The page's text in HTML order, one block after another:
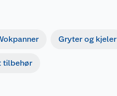
Gryter og kjeler
tilbehør